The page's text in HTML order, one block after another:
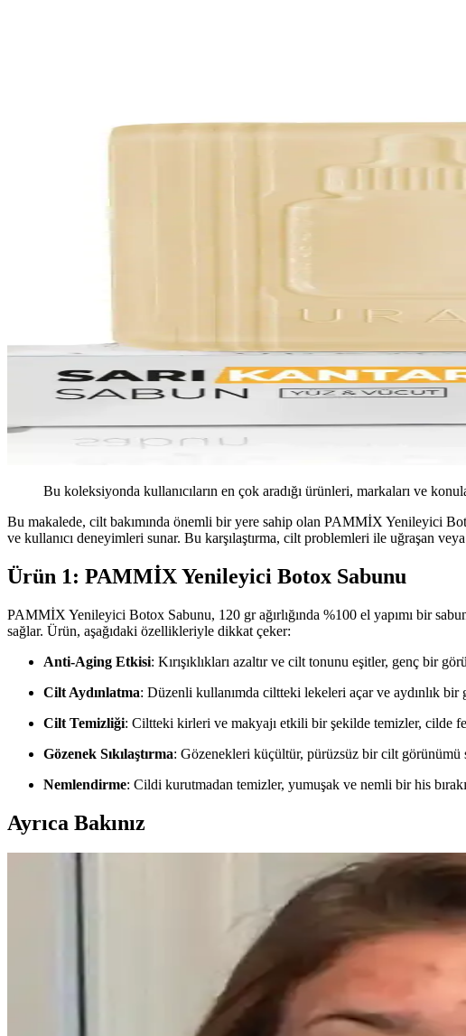
Bu koleksiyonda kullanıcıların en çok aradığı ürünleri, markaları ve
Bu makalede, cilt bakımında önemli bir yere sahip olan PAMMİX Yenileyici
ve kullanıcı deneyimleri sunar. Bu karşılaştırma, cilt problemleri ile uğraşan
Ürün 1: PAMMİX Yenileyici Botox Sabunu
PAMMİX Yenileyici Botox Sabunu, 120 gr ağırlığında %100 el yapımı bir
sağlar. Ürün, aşağıdaki özellikleriyle dikkat çeker:
Anti-Aging Etkisi: Kırışıklıkları azaltır ve cilt tonunu eşitler, genç bir
Cilt Aydınlatma: Düzenli kullanımda ciltteki lekeleri açar ve aydınlık bir
Cilt Temizliği: Ciltteki kirleri ve makyajı etkili bir şekilde temizler, cilde
Gözenek Sıkılaştırma: Gözenekleri küçültür, pürüzsüz bir cilt görünümü
Nemlendirme: Cildi kurutmadan temizler, yumuşak ve nemli bir his
Ayrıca Bakınız
Yaşlı Ciltlerde Makyajın Kırışıklıklara Yerleşmesini Önleme
Yaşlanma ile makyajın kırışıklıklara dolması kuru ciltlerde daha belirgindir.
Ağız Çevresinde Perioral Dermatit: Nedenleri, Belirtileri ve
Perioral dermatit, ağız çevresinde kırmızı kabarcıklar ve kızarıklıklarla
Asya Güzellik Ürünlerinde Yenilikçi ve Etkili Bakım